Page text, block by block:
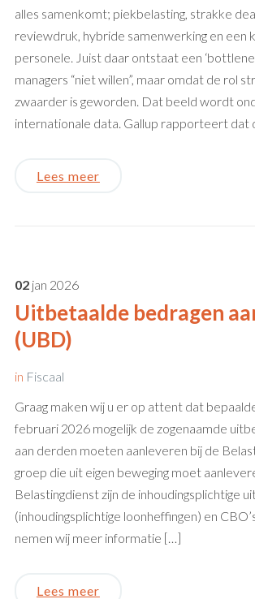
alles samenkomt; piekbelasting, strakke
reviewdruk, hybride samenwerking en een
personele. Juist daar ontstaat een
managers “niet willen”, maar omdat de rol
zwaarder is geworden. Dat beeld wordt
internationale data. Gallup rapporteert dat
Lees meer
02 jan 2026
Uitbetaalde bedragen
(UBD)
in Fiscaal
Graag maken wij u er op attent dat
februari 2026 mogelijk de zogenaamde
aan derden moeten aanleveren bij de
groep die uit eigen beweging moet
Belastingdienst zijn de inhoudingsplichtige
(inhoudingsplichtige loonheffingen) en
nemen wij meer informatie […]
Lees meer